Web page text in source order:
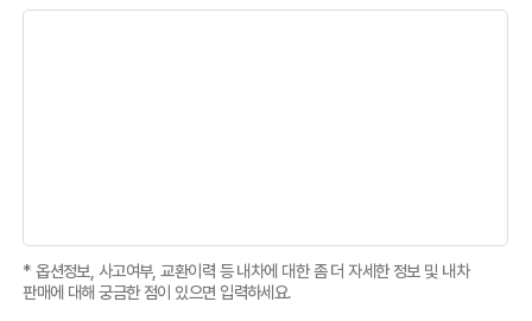
* 옵션정보, 사고여부, 교환이력 등 내차에 대한 좀 더 자세한 정보 및 내차
판매에 대해 궁금한 점이 있으면 입력하세요.